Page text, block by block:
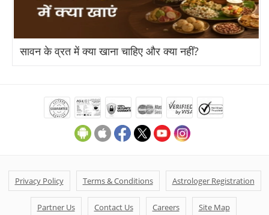
सावन के व्रत में क्या खाना चाहिए और क्या नहीं?
Privacy Policy Terms & Conditions Astrologer Registration
Partner Us Contact Us Careers Site Map